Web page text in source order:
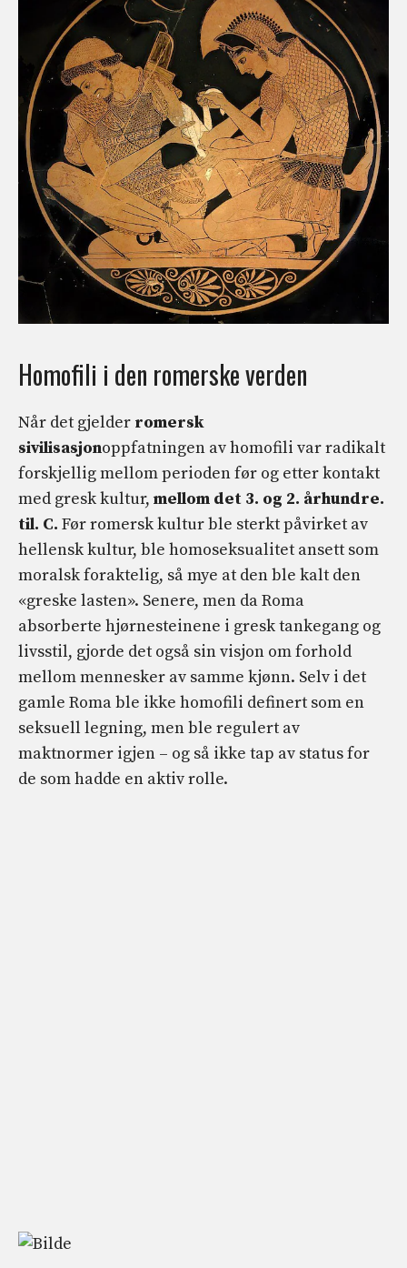
Homofili i den romerske verden
Når det gjelder romersk
sivilisasjonoppfatningen av homofili var radikalt
forskjellig mellom perioden før og etter kontakt
med gresk kultur, mellom det 3. og 2. århundre.
til. C. Før romersk kultur ble sterkt påvirket av
hellensk kultur, ble homoseksualitet ansett som
moralsk foraktelig, så mye at den ble kalt den
«greske lasten». Senere, men da Roma
absorberte hjørnesteinene i gresk tankegang og
livsstil, gjorde det også sin visjon om forhold
mellom mennesker av samme kjønn. Selv i det
gamle Roma ble ikke homofili definert som en
seksuell legning, men ble regulert av
maktnormer igjen – og så ikke tap av status for
de som hadde en aktiv rolle.